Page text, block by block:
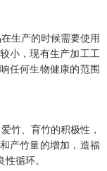
生产的时候需要使用
小，现有生产加工工
任何生物健康的范围
竹、育竹的积极性，
产竹量的增加，造福
循环。